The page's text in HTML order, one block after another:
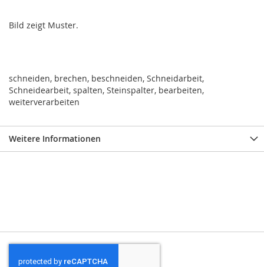
Bild zeigt Muster.
schneiden, brechen, beschneiden, Schneidarbeit,
Schneidearbeit, spalten, Steinspalter, bearbeiten,
weiterverarbeiten
Weitere Informationen